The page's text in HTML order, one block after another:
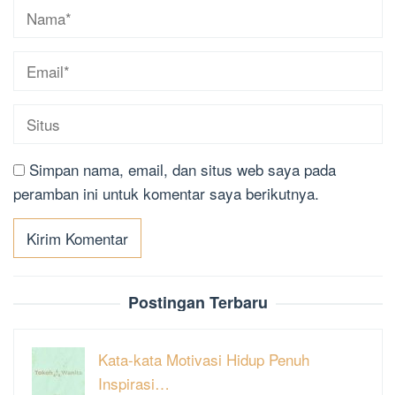
Simpan nama, email, dan situs web saya pada
peramban ini untuk komentar saya berikutnya.
Postingan Terbaru
Kata-kata Motivasi Hidup Penuh
Inspirasi…